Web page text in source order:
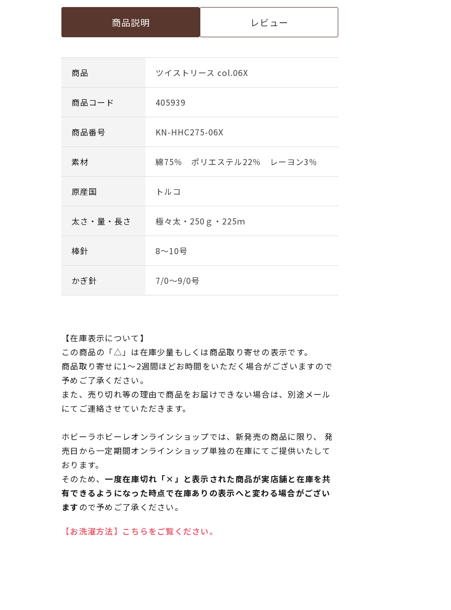
商品説明 レビュー
商品 ツイストリース col.06X
商品コード 405939
商品番号 KN-HHC275-06X
素材 綿75％ ポリエステル22％ レーヨン3％
原産国 トルコ
太さ・量・長さ 極々太・250ｇ・225ｍ
棒針 8～10号
かぎ針 7/0～9/0号
【在庫表示について】
この商品の「△」は在庫少量もしくは商品取り寄せの表示です。
商品取り寄せに1～2週間ほどお時間をいただく場合がございますので
予めご了承ください。
また、売り切れ等の理由で商品をお届けできない場合は、別途メール
にてご連絡させていただきます。
ホビーラホビーレオンラインショップでは、新発売の商品に限り、 発
売日から一定期間オンラインショップ単独の在庫にてご提供いたして
おります。
そのため、 一度在庫切れ「×」と表示された商品が実店舗と在庫を共
有できるようになった時点で在庫ありの表示へと変わる場合がござい
ますので予めご了承ください。
【お洗濯方法】こちらをご覧ください。